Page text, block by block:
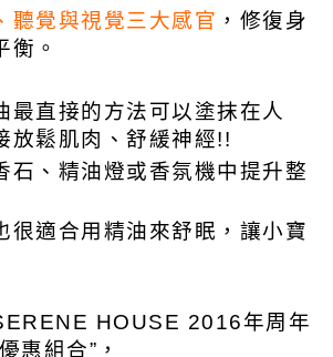
聽覺與視覺三大感官 ，修復身
衡。
最直接的方法可以塗抹在人
放鬆肌肉、舒緩神經!!
石、精油燈或香氛機中提升整
很適合用精油來舒眠，讓小寶
HOUSE 2016年周年
惠組合”，